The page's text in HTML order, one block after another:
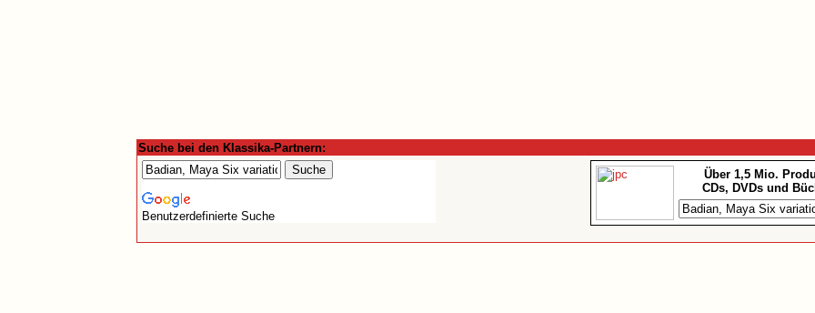
Suche bei den Klassika-Partnern:
Benutzerdefinierte Suche
Über 1,5 Mio.
CDs, DVDs und